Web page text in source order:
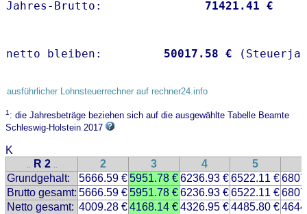
Jahres-Brutto: 71421.41 €
netto bleiben: 50017.58 €
ausführlicher Lohnsteuerrechner auf rechner24.info
1: die Jahresbeträge beziehen sich auf die ausgewählte Tabelle Beamte
Schleswig-Holstein 2017
K
.. R 2 .. 2 3 4 5
Grundgehalt:
5666.59 €5951.78 €6236.93 €6522.11 €
Brutto gesamt: 5666.59 €5951.78 €6236.93 €6522.11 €
Netto gesamt: 4009.28 €4168.14 €4326.95 €4485.80 €